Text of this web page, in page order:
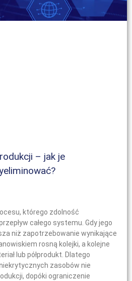
– jak je
którego zdolność
całego systemu. Gdy jego
niż zapotrzebowanie wynikające
rosną kolejki, a kolejne
lub półprodukt. Dlatego
zasobów nie
dopóki ograniczenie